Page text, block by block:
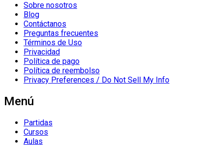
Sobre nosotros
Blog
Contáctanos
Preguntas frecuentes
Términos de Uso
Privacidad
Política de pago
Política de reembolso
Privacy Preferences / Do Not Sell My Info
Menú
Partidas
Cursos
Aulas